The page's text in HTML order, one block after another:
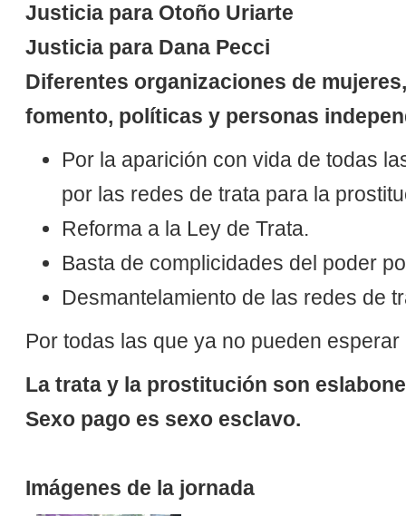
Justicia para Otoño Uriarte
Justicia para Dana Pecci
Diferentes organizaciones de
fomento, políticas y personas
Por la aparición con vida de todas
por las redes de trata para la
Reforma a la Ley de Trata.
Basta de complicidades del poder
Desmantelamiento de las redes de
Por todas las que ya no pueden esperar
La trata y la prostitución son
Sexo pago es sexo esclavo.
Imágenes de la jornada